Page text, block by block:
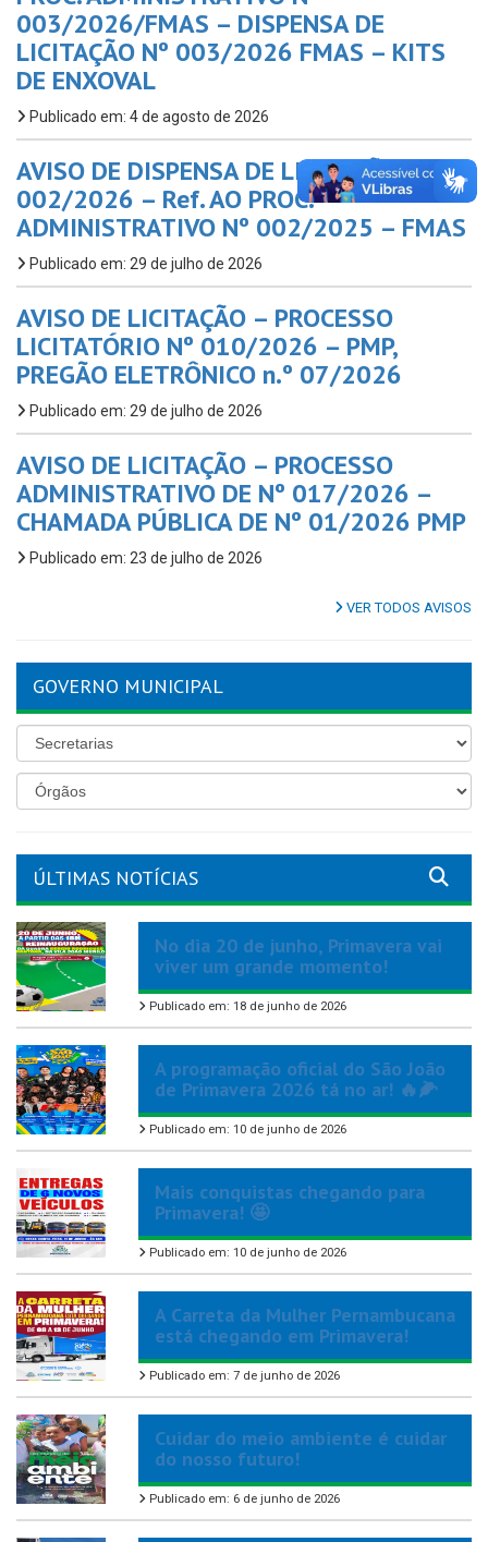
003/2026/FMAS – DISPENSA DE
LICITAÇÃO Nº 003/2026 FMAS – KITS
DE ENXOVAL
Publicado em: 4 de agosto de 2026
AVISO DE DISPENSA DE LICITAÇÃO Nº
002/2026 – Ref. AO PROC.
ADMINISTRATIVO Nº 002/2025 – FMAS
Publicado em: 29 de julho de 2026
AVISO DE LICITAÇÃO – PROCESSO
LICITATÓRIO Nº 010/2026 – PMP,
PREGÃO ELETRÔNICO n.º 07/2026
Publicado em: 29 de julho de 2026
AVISO DE LICITAÇÃO – PROCESSO
ADMINISTRATIVO DE Nº 017/2026 –
CHAMADA PÚBLICA DE Nº 01/2026 PMP
Publicado em: 23 de julho de 2026
VER TODOS AVISOS
GOVERNO MUNICIPAL
ÚLTIMAS NOTÍCIAS
No dia 20 de junho, Primavera vai
viver um grande momento!
Publicado em: 18 de junho de 2026
A programação oficial do São João
de Primavera 2026 tá no ar! 🔥🌽
Publicado em: 10 de junho de 2026
Mais conquistas chegando para
Primavera! 🤩
Publicado em: 10 de junho de 2026
A Carreta da Mulher Pernambucana
está chegando em Primavera!
Publicado em: 7 de junho de 2026
Cuidar do meio ambiente é cuidar
do nosso futuro!
Publicado em: 6 de junho de 2026